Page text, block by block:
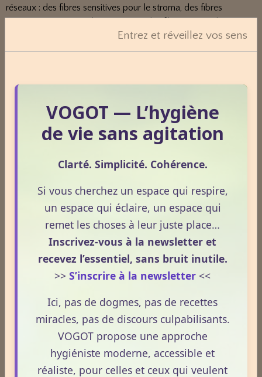
réseaux : des fibres sensitives pour le stroma, des fibres
vasomotrices autour des vaisseaux, des fibres sympathiques
pour le dilatateur, chaque cellule musculaire recevant une fibre
nerveuse, et des fibres parasympathiques pour le sphincter.
muscle à action différente permet de moduler la taille pupillaire
sphincter et donc le myosis ; le système sympathique celle du
muscle dilatateur, donc la mydriase.
la taille de la pupille.
Des médiateurs chimiques interviennent dans les synapses :
acéthylcholine dans les terminaisons pré- et postganglionnaires
du parasympathique et de la terminaison préganglionnaire
sympathique ; catécholamines à la terminaison
postganglionnaire du sympathique. Pharmacologiquement, on
peut reproduire l’effet du sympathique : mydriase en stimulant
les fibres sympathiques (sympathomimétiques) ou en inhibant
l’inverse reproduire l’effet du parasympathique (myosis) par
l’utilisation de parasympathomimétiques ou de
sympatholytiques.
Physiologie :
Entrez et réveillez vos sens
VOGOT — L’hygiène
de vie sans agitation
Clarté. Simplicité. Cohérence.
Si vous cherchez un espace qui respire,
un espace qui éclaire, un espace qui
remet les choses à leur juste place…
Inscrivez-vous à la newsletter et
recevez l’essentiel, sans bruit inutile.
>> S’inscrire à la newsletter <<
Ici, pas de dogmes, pas de recettes
miracles, pas de discours culpabilisants.
VOGOT propose une approche
hygiéniste moderne, accessible et
réaliste, pour celles et ceux qui veulent